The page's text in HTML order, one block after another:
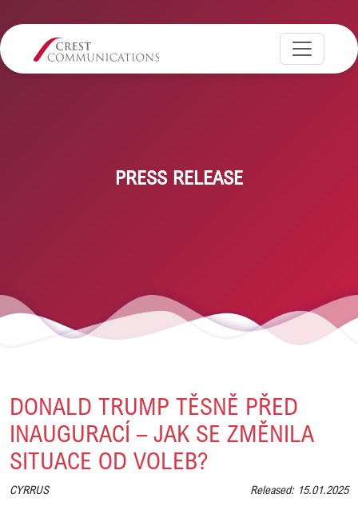
PRESS RELEASE
DONALD TRUMP TĚSNĚ PŘED
INAUGURACÍ – JAK SE ZMĚNILA
SITUACE OD VOLEB?
CYRRUS Released: 15.01.2025